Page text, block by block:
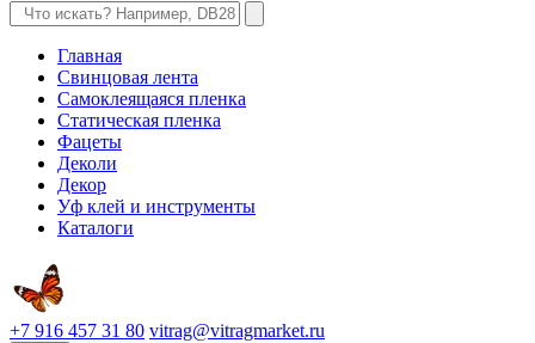
Главная
Свинцовая лента
Самоклеящаяся пленка
Статическая пленка
Фацеты
Деколи
Декор
Уф клей и инструменты
Каталоги
+7 916 457 31 80 vitrag@vitragmarket.ru